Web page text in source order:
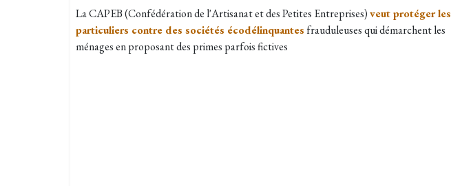
La CAPEB (Confédération de l'Artisanat et des Petites Entreprises)veut protéger les
particuliers contre des sociétés écodélinquantes frauduleuses qui démarchent les
ménages en proposant des primes parfois fictives